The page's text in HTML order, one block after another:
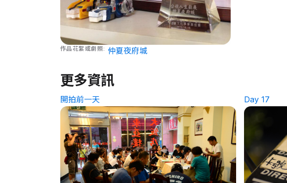
作品花絮或劇照 仲夏夜府城
更多資訊
開拍前一天 Day 17